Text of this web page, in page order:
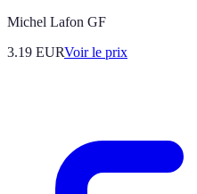
Michel Lafon GF
3.19 EURVoir le prix